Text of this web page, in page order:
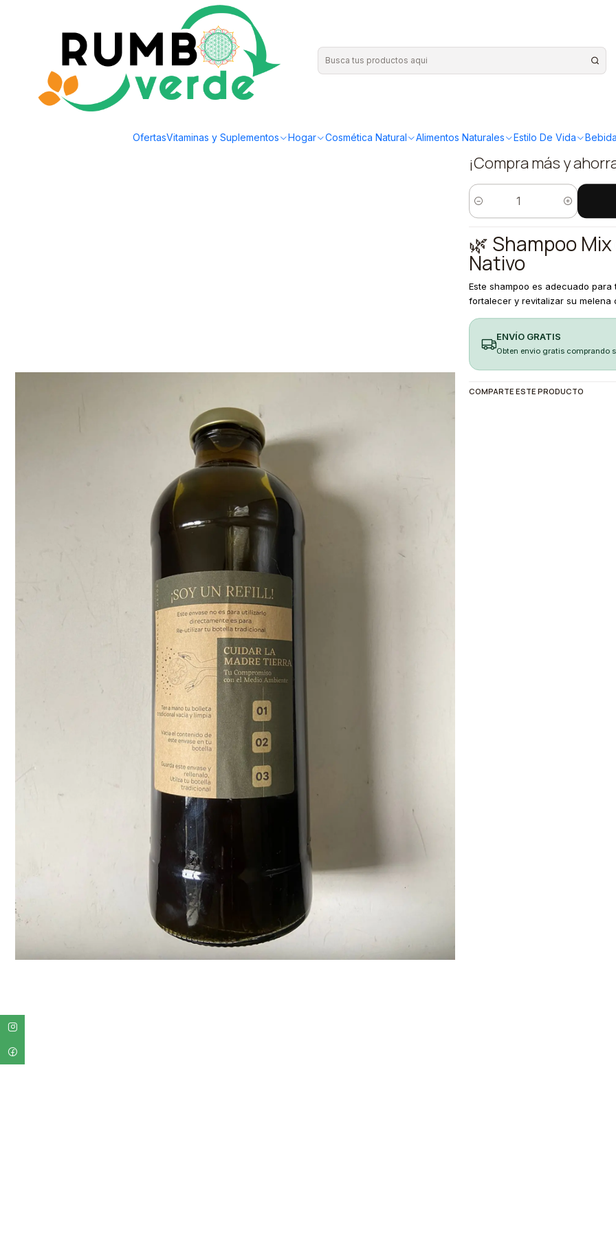
OfertasVitaminas y Suplementos Hogar Cosmética Natural Alimentos Naturales Estilo De Vida
Envío gratis por compras sobre los 59.990 en la provincia de Santiago
Cosmética Natural Cuidado Capilar Shampoo Mix de Hierbas 1L Herbolaria Bosque Nativo
Herbolaria
¡Compra más y
Cantidad
🌿 Shampoo
Nativo
Este shampoo es adecuado
fortalecer y revitalizar su melena
ENVÍO GRATIS
Obten envio gratis comprando
COMPARTE ESTE PRODUCTO